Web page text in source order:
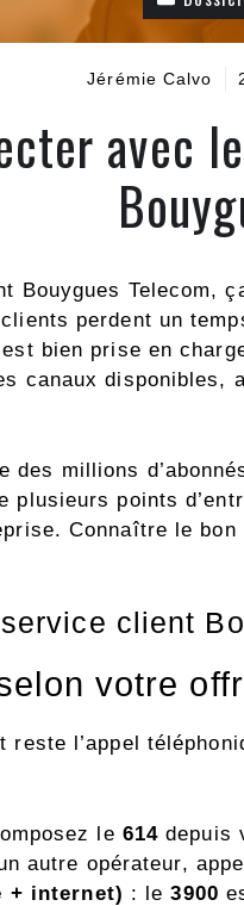
Jérémie Calvo
avec
Bouygues Telecom,
perdent un
bien prise en
canaux disponibles,
des millions
plusieurs points
Connaître le
client
votre
reste l’appel
le 614 depuis
autre opérateur,
+ internet) : le3900